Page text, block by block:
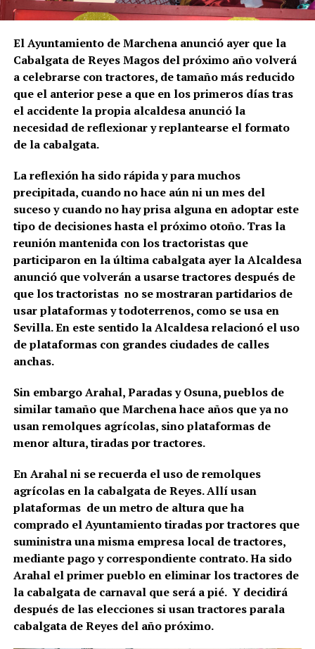
El Ayuntamiento de Marchena anunció ayer que la
Cabalgata de Reyes Magos del próximo año volverá
a celebrarse con tractores, de tamaño más reducido
que el anterior pese a que en los primeros días tras
el accidente la propia alcaldesa anunció la
necesidad de reflexionar y replantearse el formato
de la cabalgata.
La reflexión ha sido rápida y para muchos
precipitada, cuando no hace aún ni un mes del
suceso y cuando no hay prisa alguna en adoptar este
tipo de decisiones hasta el próximo otoño. Tras la
reunión mantenida con los tractoristas que
participaron en la última cabalgata ayer la Alcaldesa
anunció que volverán a usarse tractores después de
que los tractoristas no se mostraran partidarios de
usar plataformas y todoterrenos, como se usa en
Sevilla. En este sentido la Alcaldesa relacionó el uso
de plataformas con grandes ciudades de calles
anchas.
Sin embargo Arahal, Paradas y Osuna, pueblos de
similar tamaño que Marchena hace años que ya no
usan remolques agrícolas, sino plataformas de
menor altura, tiradas por tractores.
En Arahal ni se recuerda el uso de remolques
agrícolas en la cabalgata de Reyes. Allí usan
plataformas de un metro de altura que ha
comprado el Ayuntamiento tiradas por tractores que
suministra una misma empresa local de tractores,
mediante pago y correspondiente contrato. Ha sido
Arahal el primer pueblo en eliminar los tractores de
la cabalgata de carnaval que será a pié. Y decidirá
después de las elecciones si usan tractores parala
cabalgata de Reyes del año próximo.